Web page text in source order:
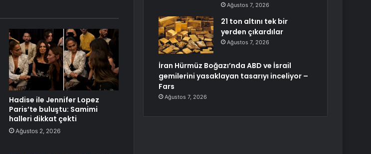
Hadise ile Jennifer Lopez
Paris’te buluştu: Samimi
halleri dikkat çekti
Ağustos 2, 2026
Ağustos 7, 2026
21 ton altını tek bir
yerden çıkardılar
Ağustos 7, 2026
İran Hürmüz Boğazı’nda ABD ve İsrail
gemilerini yasaklayan tasarıyı inceliyor –
Fars
Ağustos 7, 2026